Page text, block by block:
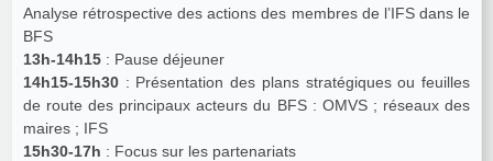
Analyse rétrospective des actions des membres de l’IFS dans le
BFS
13h-14h15 : Pause déjeuner
14h15-15h30 : Présentation des plans stratégiques ou feuilles
de route des principaux acteurs du BFS : OMVS ; réseaux des
maires ; IFS
15h30-17h : Focus sur les partenariats